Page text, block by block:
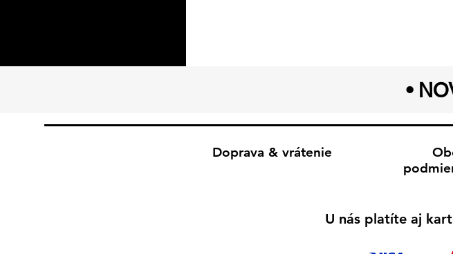
•
Doprava & vrátenie
U nás platíte aj